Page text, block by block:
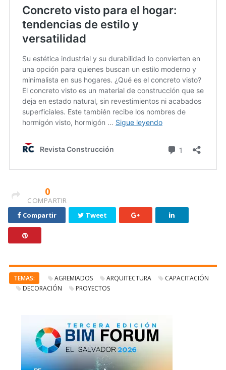
0
COMPARTIR
Compartir
Tweet
TEMAS: AGREMIADOS ARQUITECTURA
CAPACITACIÓN
DECORACIÓN
PROYECTOS